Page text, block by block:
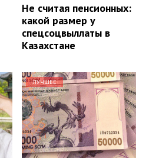
Не считая пенсионных:
какой размер у
спецсоцвыллаты в
Казахстане
ЛУЧШЕЕ